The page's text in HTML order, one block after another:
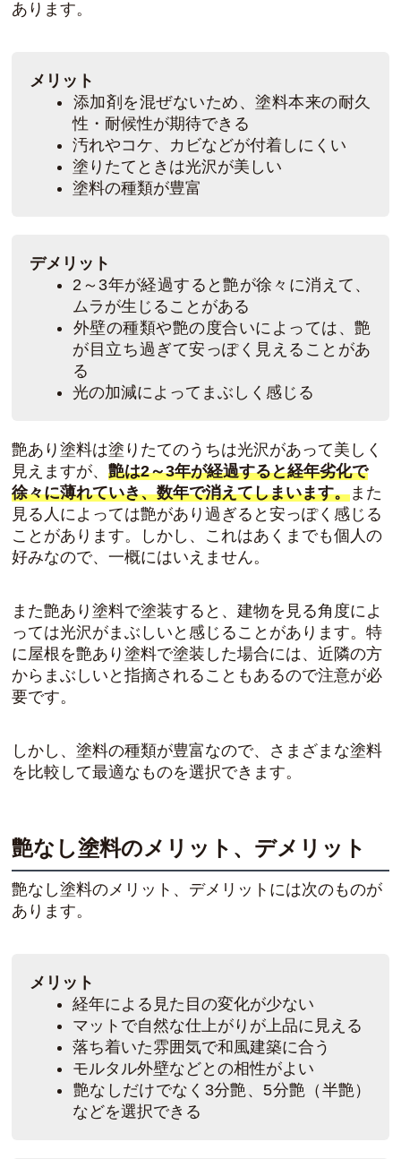
あります。
メリット
添加剤を混ぜないため、塗料本来の耐久
性・耐候性が期待できる
汚れやコケ、カビなどが付着しにくい
塗りたてときは光沢が美しい
塗料の種類が豊富
デメリット
2～3年が経過すると艶が徐々に消えて、
ムラが生じることがある
外壁の種類や艶の度合いによっては、艶
が目立ち過ぎて安っぽく見えることがあ
る
光の加減によってまぶしく感じる
艶あり塗料は塗りたてのうちは光沢があって美しく
見えますが、艶は2～3年が経過すると経年劣化で
徐々に薄れていき、数年で消えてしまいます。また
見る人によっては艶があり過ぎると安っぽく感じる
ことがあります。しかし、これはあくまでも個人の
好みなので、一概にはいえません。
また艶あり塗料で塗装すると、建物を見る角度によ
っては光沢がまぶしいと感じることがあります。特
に屋根を艶あり塗料で塗装した場合には、近隣の方
からまぶしいと指摘されることもあるので注意が必
要です。
しかし、塗料の種類が豊富なので、さまざまな塗料
を比較して最適なものを選択できます。
艶なし塗料のメリット、デメリット
艶なし塗料のメリット、デメリットには次のものが
あります。
メリット
経年による見た目の変化が少ない
マットで自然な仕上がりが上品に見える
落ち着いた雰囲気で和風建築に合う
モルタル外壁などとの相性がよい
艶なしだけでなく3分艶、5分艶（半艶）
などを選択できる